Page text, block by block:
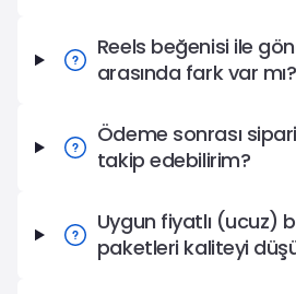
Reels beğenisi ile
arasında fark var mı?
Ödeme sonrası
takip edebilirim?
Uygun fiyatlı (ucuz)
paketleri kaliteyi